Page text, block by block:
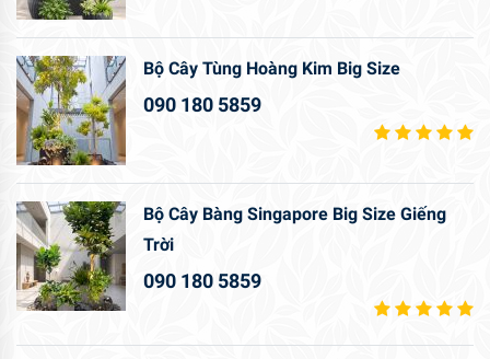
Bộ Cây Tùng Hoàng Kim Big Size
090 180 5859
Bộ Cây Bàng Singapore Big Size Giếng
Trời
090 180 5859